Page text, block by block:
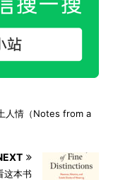
人情（Notes from a
这本书